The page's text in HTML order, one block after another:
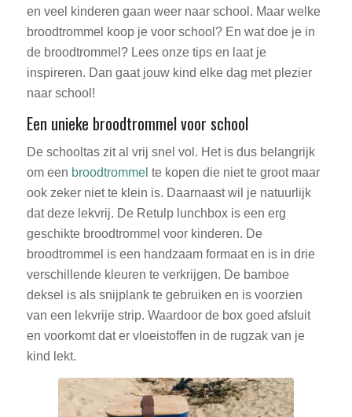
en veel kinderen gaan weer naar school. Maar welke
broodtrommel koop je voor school? En wat doe je in
de broodtrommel? Lees onze tips en laat je
inspireren. Dan gaat jouw kind elke dag met plezier
naar school!
Een unieke broodtrommel voor school
De schooltas zit al vrij snel vol. Het is dus belangrijk
om een broodtrommel te kopen die niet te groot maar
ook zeker niet te klein is. Daarnaast wil je natuurlijk
dat deze lekvrij. De Retulp lunchbox is een erg
geschikte broodtrommel voor kinderen. De
broodtrommel is een handzaam formaat en is in drie
verschillende kleuren te verkrijgen. De bamboe
deksel is als snijplank te gebruiken en is voorzien
van een lekvrije strip. Waardoor de box goed afsluit
en voorkomt dat er vloeistoffen in de rugzak van je
kind lekt.